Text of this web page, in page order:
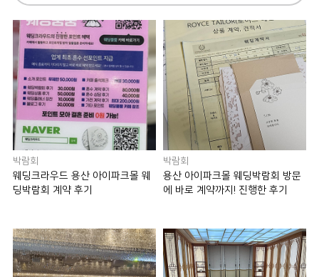
박람회
웨딩크라우드 용산 아이파크몰 웨
딩박람회 계약 후기
박람회
용산 아이파크몰 웨딩박람회 방문
에 바로 계약까지! 진행한 후기